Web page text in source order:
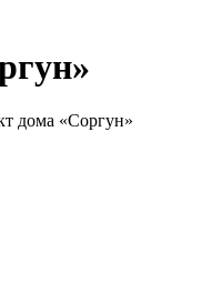
дома «Соргун»